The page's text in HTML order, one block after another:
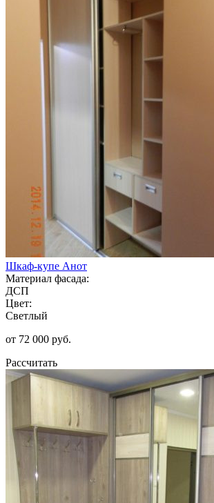
Шкаф-купе Анот
Материал фасада:
ДСП
Цвет:
Светлый
от 72 000 руб.
Рассчитать